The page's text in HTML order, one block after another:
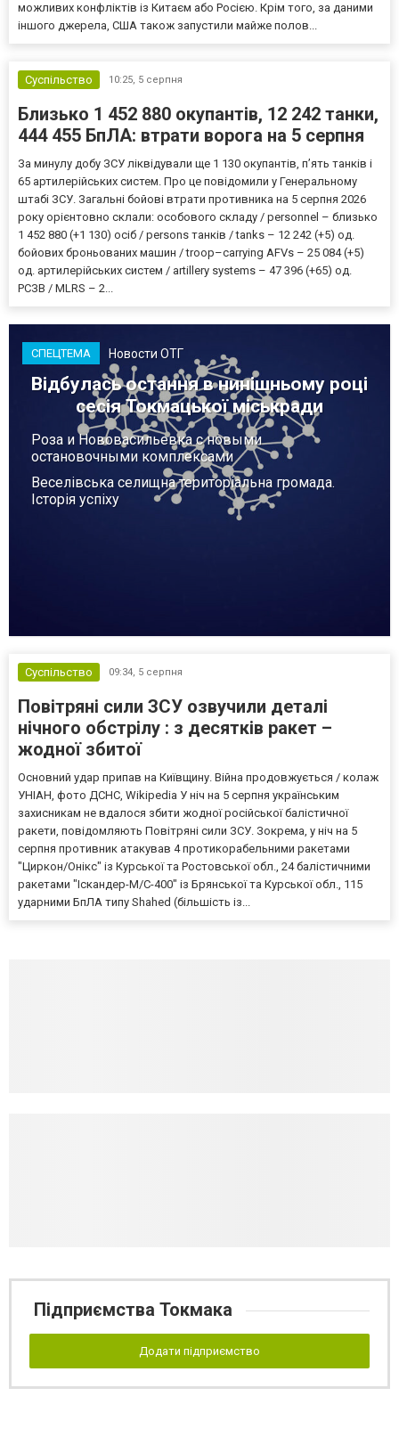
можливих конфліктів із Китаєм або Росією. Крім того, за даними
іншого джерела, США також запустили майже полов...
Суспільство 10:25, 5 серпня
Близько 1 452 880 окупантів, 12 242 танки,
444 455 БпЛА: втрати ворога на 5 серпня
За минулу добу ЗСУ ліквідували ще 1 130 окупантів, пʼять танків і
65 артилерійських систем. Про це повідомили у Генеральному
штабі ЗСУ. Загальні бойові втрати противника на 5 серпня 2026
року орієнтовно склали: особового складу / personnel – близько
1 452 880 (+1 130) осіб / persons танків / tanks – 12 242 (+5) од.
бойових броньованих машин / troop–carrying AFVs – 25 084 (+5)
од. артилерійських систем / artillery systems – 47 396 (+65) од.
РСЗВ / MLRS – 2...
СПЕЦТЕМА Новости ОТГ
Відбулась остання в нинішньому році
сесія Токмацької міськради
Роза и Нововасильевка с новыми
остановочными комплексами
Веселівська селищна територіальна громада.
Історія успіху
Суспільство 09:34, 5 серпня
Повітряні сили ЗСУ озвучили деталі
нічного обстрілу : з десятків ракет –
жодної збитої
Основний удар припав на Київщину. Війна продовжується / колаж
УНІАН, фото ДСНС, Wikipedia У ніч на 5 серпня українським
захисникам не вдалося збити жодної російської балістичної
ракети, повідомляють Повітряні сили ЗСУ. Зокрема, у ніч на 5
серпня противник атакував 4 протикорабельними ракетами
"Циркон/Онікс" із Курської та Ростовської обл., 24 балістичними
ракетами "Іскандер-М/С-400" із Брянської та Курської обл., 115
ударними БпЛА типу Shahed (більшість із...
Підприємства Токмака
Додати підприємство